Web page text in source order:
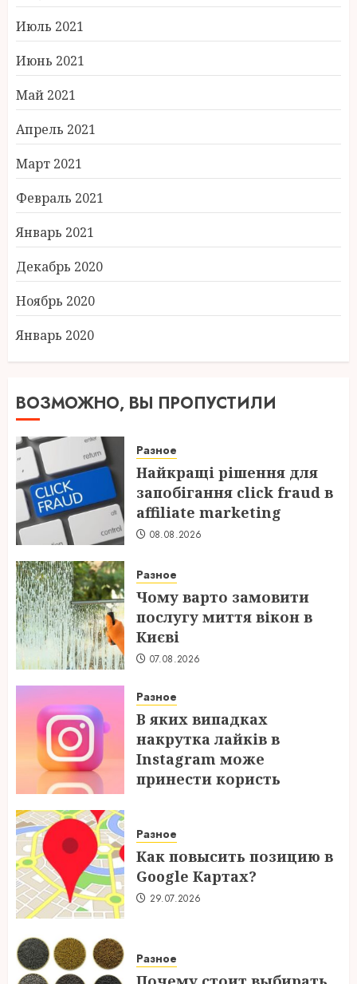
Июль 2021
Июнь 2021
Май 2021
Апрель 2021
Март 2021
Февраль 2021
Январь 2021
Декабрь 2020
Ноябрь 2020
Январь 2020
ВОЗМОЖНО, ВЫ ПРОПУСТИЛИ
Разное
Найкращі рішення для
запобігання click fraud в
affiliate marketing
08.08.2026
Разное
Чому варто замовити
послугу миття вікон в
Києві
07.08.2026
Разное
В яких випадках
накрутка лайків в
Instagram може
принести користь
Разное
Как повысить позицию в
Google Картах?
29.07.2026
Разное